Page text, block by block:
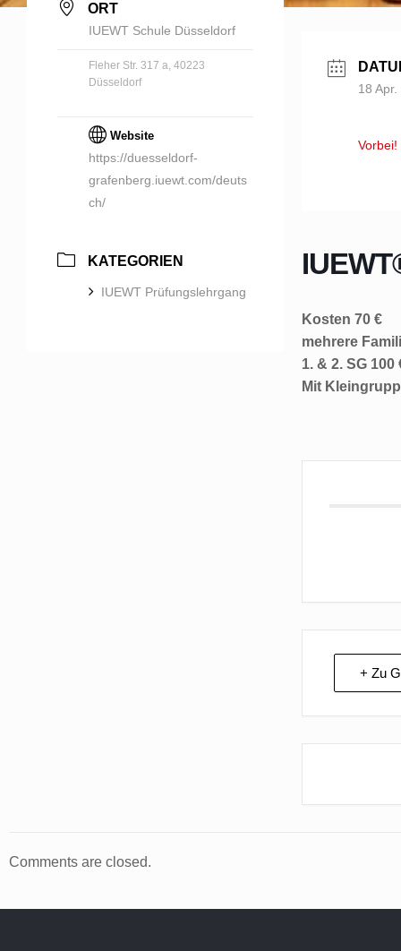
ORT
IUEWT Schule Düsseldorf
Fleher Str. 317 a, 40223
Düsseldorf
Website
https://duesseldorf-
grafenberg.iuewt.com/deuts
ch/
KATEGORIEN
IUEWT Prüfungslehrgang
18
Vorbei!
Kosten 70 €
mehrere
1. & 2. SG 100
Mit
+ Zu
Comments are closed.